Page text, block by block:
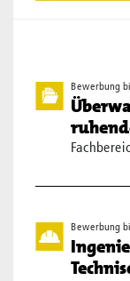
Bewerbung
Bewerbung